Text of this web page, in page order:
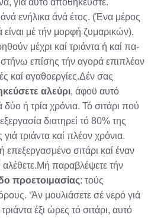
γιά αυτό αποθηκεύστε.
ενήλικα άνά έτος. (Ένα μέρος
μέ τήν μορφή ζυμαρικών).
μέχρι καί τριάντα ή καί πα­
επίσης τήν αγορά επιπλέον
καί αγαθοεργίες.Δέν σας
αλεύρι, άφοϋ αυτό
δύο ή τρία χρόνια. Τό σιτάρι πού
διατηρεί τό 80% της
γιά τριάντα καί πλέον χρόνια.
σιτάρι καί έναν
αλέθετε.Μή παραβλέψετε τήν
προετοιμα­σίας: τούς
‘Άν μουλιάσετε σέ νερό γιά
έξι ώρες τό σιτάρι, αυτό